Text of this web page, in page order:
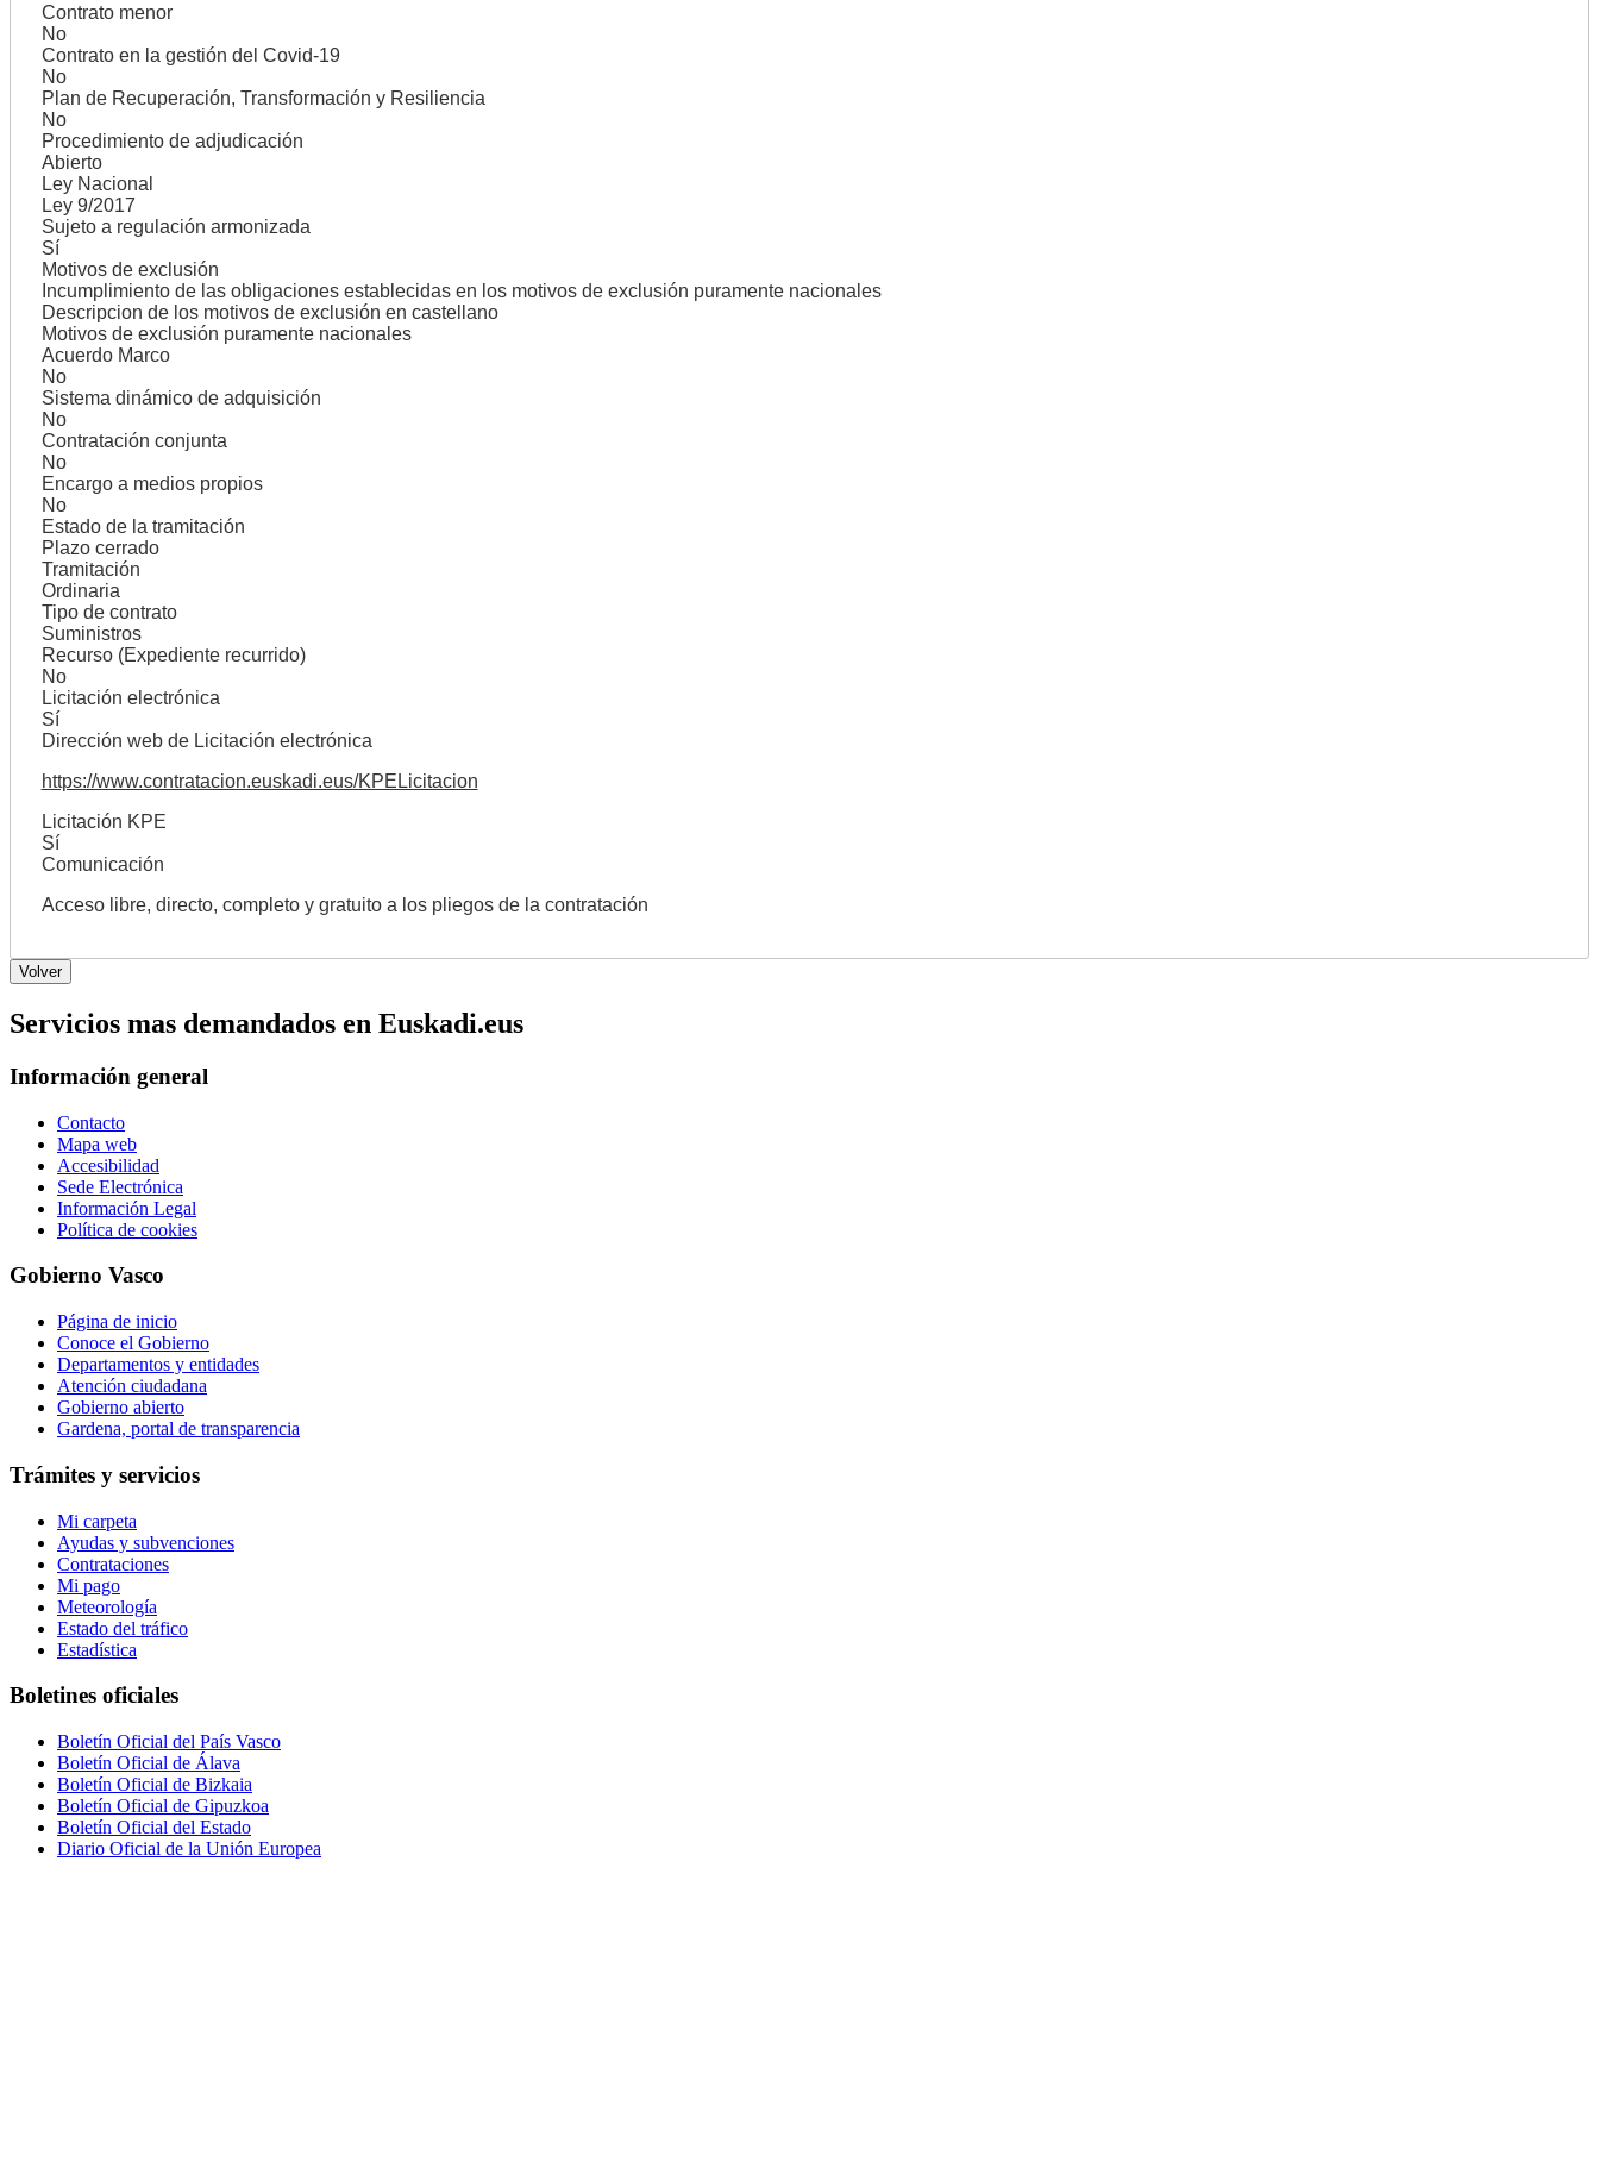
Contrato menor
No
Contrato en la gestión del Covid-19
No
Plan de Recuperación, Transformación y Resiliencia
No
Procedimiento de adjudicación
Abierto
Ley Nacional
Ley 9/2017
Sujeto a regulación armonizada
Sí
Motivos de exclusión
Incumplimiento de las obligaciones establecidas en los motivos de exclusión puramente nacionales
Descripcion de los motivos de exclusión en castellano
Motivos de exclusión puramente nacionales
Acuerdo Marco
No
Sistema dinámico de adquisición
No
Contratación conjunta
No
Encargo a medios propios
No
Estado de la tramitación
Plazo cerrado
Tramitación
Ordinaria
Tipo de contrato
Suministros
Recurso (Expediente recurrido)
No
Licitación electrónica
Sí
Dirección web de Licitación electrónica
https://www.contratacion.euskadi.eus/KPELicitacion
Licitación KPE
Sí
Comunicación
Acceso libre, directo, completo y gratuito a los pliegos de la contratación
Servicios mas demandados en Euskadi.eus
Información general
Contacto
Mapa web
Accesibilidad
Sede Electrónica
Información Legal
Política de cookies
Gobierno Vasco
Página de inicio
Conoce el Gobierno
Departamentos y entidades
Atención ciudadana
Gobierno abierto
Gardena, portal de transparencia
Trámites y servicios
Mi carpeta
Ayudas y subvenciones
Contrataciones
Mi pago
Meteorología
Estado del tráfico
Estadística
Boletines oficiales
Boletín Oficial del País Vasco
Boletín Oficial de Álava
Boletín Oficial de Bizkaia
Boletín Oficial de Gipuzkoa
Boletín Oficial del Estado
Diario Oficial de la Unión Europea